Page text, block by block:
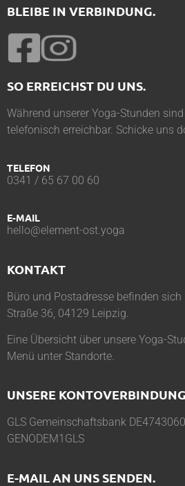
BLEIBE IN VERBINDUNG.
SO ERREICHST DU UNS.
Während unserer Yoga-Stunden
telefonisch erreichbar. Schicke uns
TELEFON
0341 / 65 67 00 60
E-MAIL
hello@element-ost.yoga
KONTAKT
Büro und Postadresse befinden
Straße 36, 04129 Leipzig.
Eine Übersicht über unsere Yoga-
Menü unter Standorte.
UNSERE
GLS Gemeinschaftsbank
GENODEM1GLS
E-MAIL AN UNS SENDEN.